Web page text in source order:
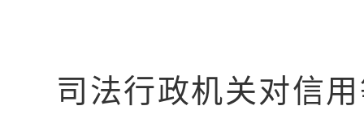
司法行政机关对信